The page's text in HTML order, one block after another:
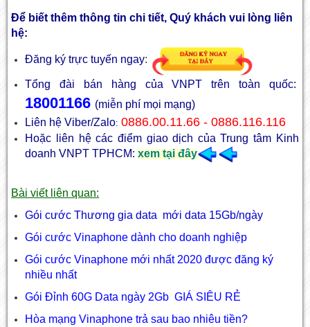
Để biết thêm thông tin chi tiết, Quý khách vui lòng liên
hệ:
Đăng ký trực tuyến ngay:
Tổng đài bán hàng của VNPT trên toàn quốc:
18001166 (miễn phí mọi mạng)
Liên hệ Viber/Zalo:0886.00.11.66 - 0886.116.116
Hoặc liên hệ các điểm giao dịch của Trung tâm Kinh
doanh VNPT TPHCM: xem tại đây
Bài viết liên quan:
Gói cước Thương gia data mới data 15Gb/ngày
Gói cước Vinaphone dành cho doanh nghiệp
Gói cước Vinaphone mới nhất 2020 được đăng ký
nhiều nhất
Gói Đỉnh 60G Data ngày 2Gb GIÁ SIÊU RẺ
Hòa mạng Vinaphone trả sau bao nhiêu tiền?